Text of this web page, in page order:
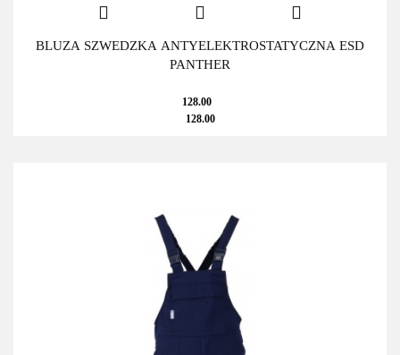
BLUZA SZWEDZKA ANTYELEKTROSTATYCZNA ESD
PANTHER
128.00
128.00